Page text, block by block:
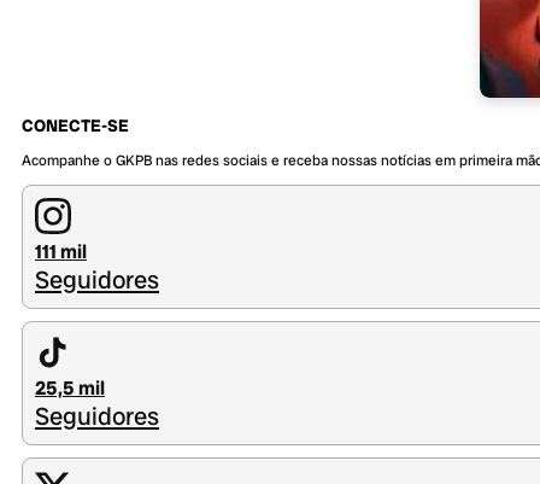
CONECTE-SE
Acompanhe o GKPB nas redes sociais e receba nossas notícias em primeira
111 mil
Seguidores
25,5 mil
Seguidores